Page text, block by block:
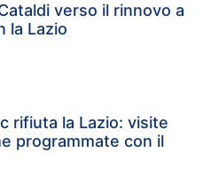
verso il rinnovo a
la Lazio
rifiuta la Lazio: visite
programmate con il